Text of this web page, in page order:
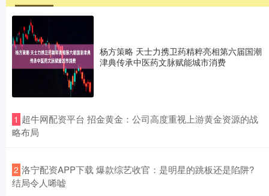
杨方策略 天士力携卫药精粹亮相第六届国潮
津典传承中医药文脉赋能城市消费
1 ​超牛网配资平台 招金黄金：公司高度重视上游黄金资源的战
略布局
2 ​洛宁配资APP下载 爆款综艺收官：是明星的跳板还是陷阱?
结局令人唏嘘